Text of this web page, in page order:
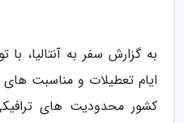
به گزارش سفر به آنتالیا،
ایام تعطیلات و مناسبت
کشور محدودیت های